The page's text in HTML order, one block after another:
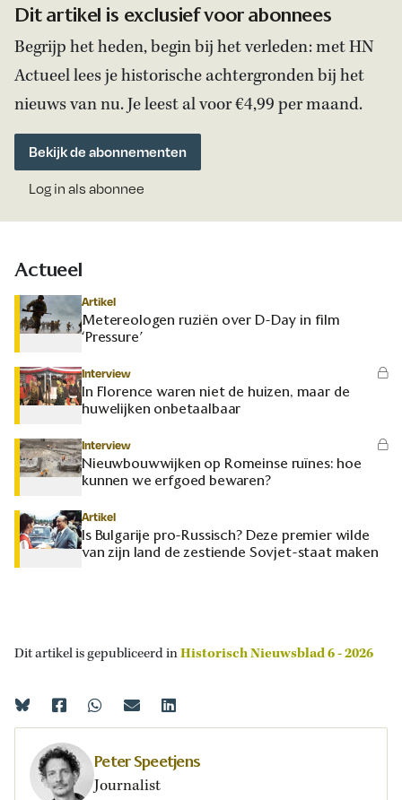
Dit artikel is exclusief voor abonnees
Begrijp het heden, begin bij het verleden: met HN
Actueel lees je historische achtergronden bij het
nieuws van nu. Je leest al voor €4,99 per maand.
Bekijk de abonnementen
Log in als abonnee
Actueel
Artikel
Metereologen ruziën over D-Day in film
‘Pressure’
Interview
In Florence waren niet de huizen, maar de
huwelijken onbetaalbaar
Interview
Nieuwbouwwijken op Romeinse ruïnes: hoe
kunnen we erfgoed bewaren?
Artikel
Is Bulgarije pro-Russisch? Deze premier wilde
van zijn land de zestiende Sovjet-staat maken
Dit artikel is gepubliceerd inHistorisch Nieuwsblad 6 - 2026
Peter Speetjens
Journalist